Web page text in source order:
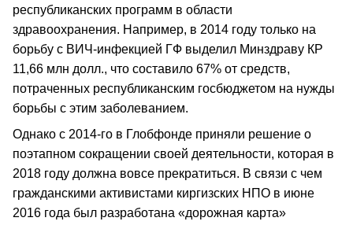
республиканских программ в области
здравоохранения. Например, в 2014 году только на
борьбу с ВИЧ-инфекцией ГФ выделил Минздраву КР
11,66 млн долл., что составило 67% от средств,
потраченных республиканским госбюджетом на нужды
борьбы с этим заболеванием.
Однако с 2014-го в Глобфонде приняли решение о
поэтапном сокращении своей деятельности, которая в
2018 году должна вовсе прекратиться. В связи с чем
гражданскими активистами киргизских НПО в июне
2016 года был разработана «дорожная карта»